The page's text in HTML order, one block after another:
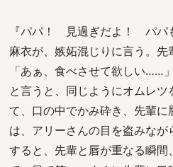
『パパ！ 見過ぎだよ！ パパ
麻衣が、嫉妬混じりに言う。先
「あぁ、食べさせて欲しい……」
と言うと、同じようにオムレ
て、口の中でかみ砕き、先輩
は、アリーさんの目を盗みなが
すると、先輩と唇が重なる瞬間